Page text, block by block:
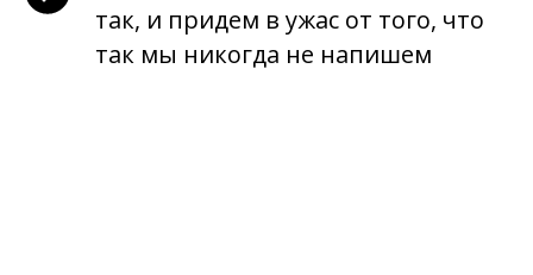
так, и придем в ужас от того, что
так мы никогда не напишем